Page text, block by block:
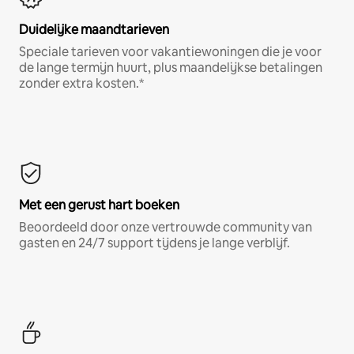
Duidelijke maandtarieven
Speciale tarieven voor vakantiewoningen die je voor
de lange termijn huurt, plus maandelijkse betalingen
zonder extra kosten.*
Met een gerust hart boeken
Beoordeeld door onze vertrouwde community van
gasten en 24/7 support tijdens je lange verblijf.